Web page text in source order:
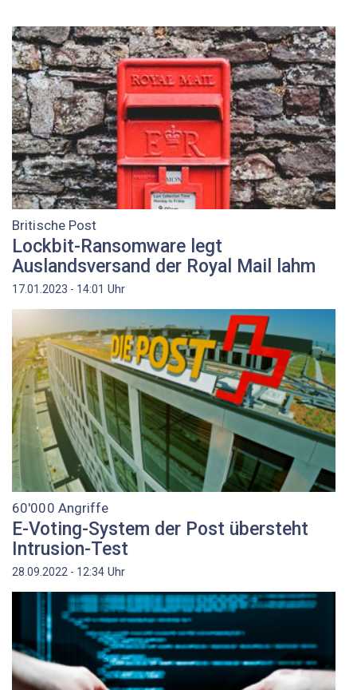
Britische Post
Lockbit-Ransomware legt
Auslandsversand der Royal Mail lahm
17.01.2023 - 14:01 Uhr
60'000 Angriffe
E-Voting-System der Post übersteht
Intrusion-Test
28.09.2022 - 12:34 Uhr